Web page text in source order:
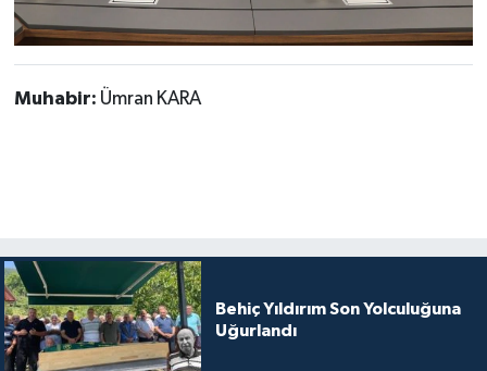
Muhabir: Ümran KARA
Behiç Yıldırım Son Yolculuğuna
Uğurlandı